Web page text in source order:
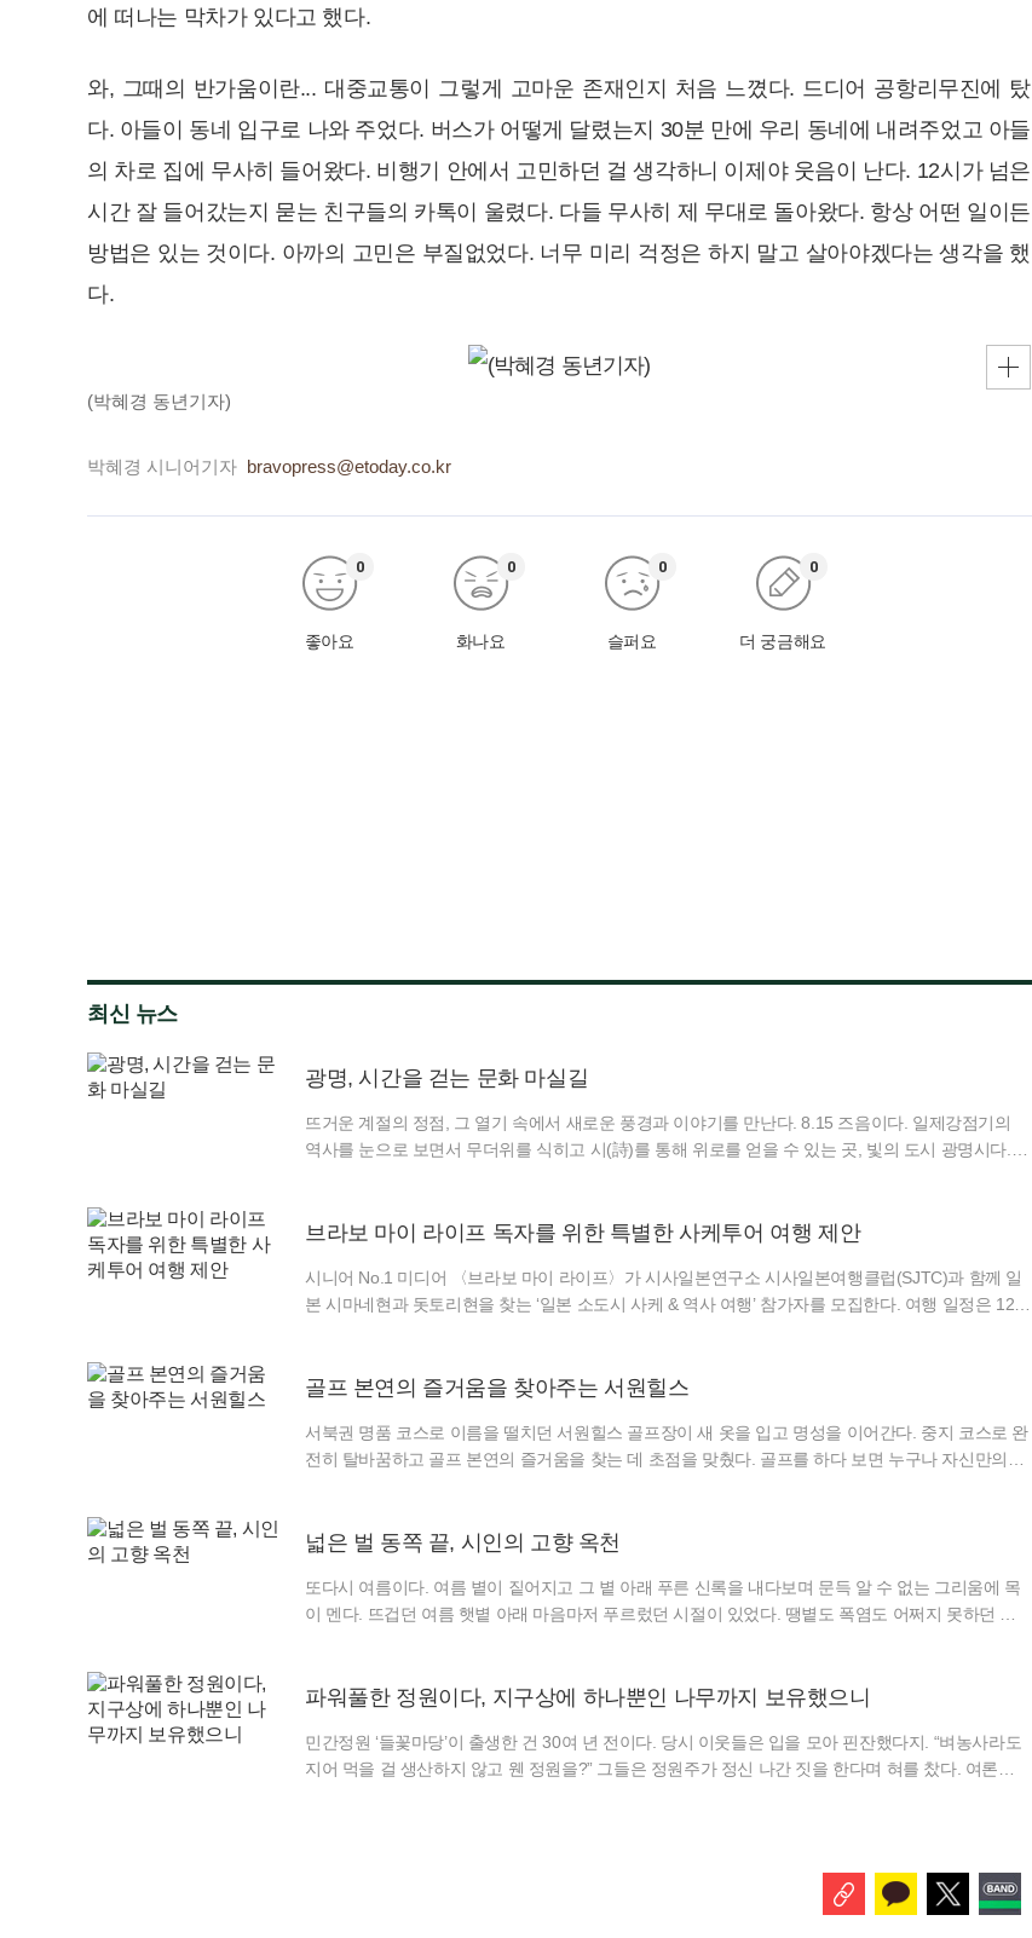
에 떠나는 막차가 있다고 했다.
와, 그때의 반가움이란... 대중교통이 그렇게 고마운 존재인지 처음 느꼈다. 드디어 공항리무진에 탔
다. 아들이 동네 입구로 나와 주었다. 버스가 어떻게 달렸는지 30분 만에 우리 동네에 내려주었고 아들
의 차로 집에 무사히 들어왔다. 비행기 안에서 고민하던 걸 생각하니 이제야 웃음이 난다. 12시가 넘은
시간 잘 들어갔는지 묻는 친구들의 카톡이 울렸다. 다들 무사히 제 무대로 돌아왔다. 항상 어떤 일이든
방법은 있는 것이다. 아까의 고민은 부질없었다. 너무 미리 걱정은 하지 말고 살아야겠다는 생각을 했
다.
(박혜경 동년기자)
박혜경 시니어기자 bravopress@etoday.co.kr
좋아요
0
화나요
0
슬퍼요
0
더 궁금해요
0
최신 뉴스
광명, 시간을 걷는 문화 마실길
뜨거운 계절의 정점, 그 열기 속에서 새로운 풍경과 이야기를 만난다. 8.15 즈음이다. 일제강점기의
역사를 눈으로 보면서 무더위를 식히고 시(詩)를 통해 위로를 얻을 수 있는 곳, 빛의 도시 광명시다.
는 건 주변의 챙김이나 느긋한 휴식이 아니다. 정서적 여유를 얻는 패턴을 지향한다. 자신에게 집중하
브라보 마이 라이프 독자를 위한 특별한 사케투어 여행 제안
시니어 No.1 미디어 〈브라보 마이 라이프〉가 시사일본연구소 시사일본여행클럽(SJTC)과 함께 일
본 시마네현과 돗토리현을 찾는 ‘일본 소도시 사케 & 역사 여행’ 참가자를 모집한다. 여행 일정은 12월
소도시 여행이다. 술을 맛보는 데 그치지 않고 술이 만들어지는 공간과 지역의 역사, 생활문화를 하나
골프 본연의 즐거움을 찾아주는 서원힐스
서북권 명품 코스로 이름을 떨치던 서원힐스 골프장이 새 옷을 입고 명성을 이어간다. 중지 코스로 완
전히 탈바꿈하고 골프 본연의 즐거움을 찾는 데 초점을 맞췄다. 골프를 하다 보면 누구나 자신만의
두 가지를 모두 만족시키는 흔치 않은 골프장이다. 경기도 파주에 위치한 서원힐스는 330만 5785㎡
넓은 벌 동쪽 끝, 시인의 고향 옥천
또다시 여름이다. 여름 볕이 짙어지고 그 볕 아래 푸른 신록을 내다보며 문득 알 수 없는 그리움에 목
이 멘다. 뜨겁던 여름 햇볕 아래 마음마저 푸르렀던 시절이 있었다. 땡볕도 폭염도 어쩌지 못하던 뜨
들판을 달리다 보면 금강 지류가 함께한다. 그 물결을 거스르며 달리면 양옆으로 펼쳐지는 포플러 가
파워풀한 정원이다, 지구상에 하나뿐인 나무까지 보유했으니
민간정원 ‘들꽃마당’이 출생한 건 30여 년 전이다. 당시 이웃들은 입을 모아 핀잔했다지. “벼농사라도
지어 먹을 걸 생산하지 않고 웬 정원을?” 그들은 정원주가 정신 나간 짓을 한다며 혀를 찼다. 여론이